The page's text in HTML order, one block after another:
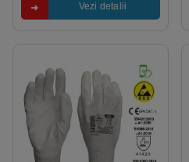
Vezi detalii